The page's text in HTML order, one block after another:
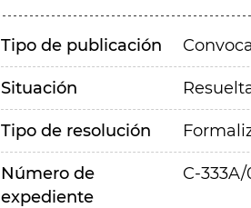
Tipo de publicación
Situación
Tipo de resolución
Número de
expediente
C-333A/